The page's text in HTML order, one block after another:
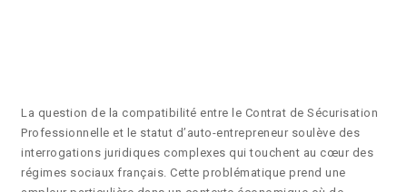
La question de la compatibilité entre le Contrat de Sécurisation
Professionnelle et le statut d’auto-entrepreneur soulève des
interrogations juridiques complexes qui touchent au cœur des
régimes sociaux français. Cette problématique prend une